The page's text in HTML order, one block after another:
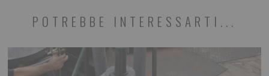
POTREBBE INTERESSARTI...